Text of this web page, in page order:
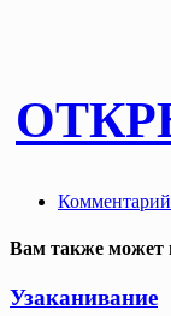
Комментарий
Вам также может
Узаканивание